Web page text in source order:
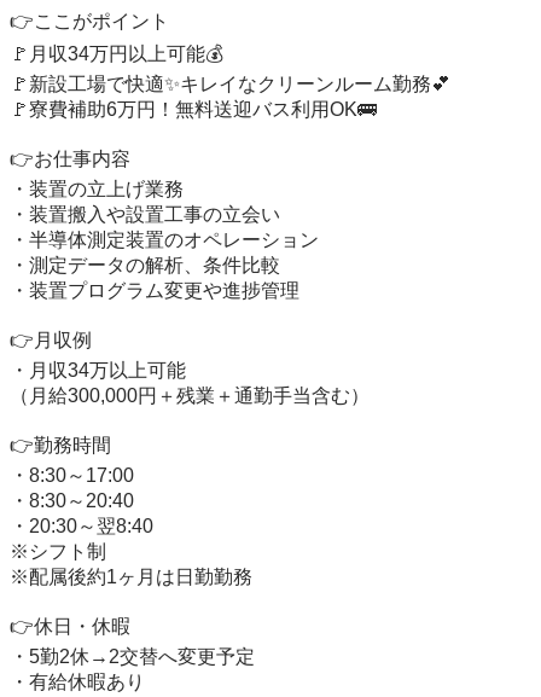
👉ここがポイント
🚩月収34万円以上可能💰
🚩新設工場で快適✨キレイなクリーンルーム勤務💕
🚩寮費補助6万円！無料送迎バス利用OK🚌
👉お仕事内容
・装置の立上げ業務
・装置搬入や設置工事の立会い
・半導体測定装置のオペレーション
・測定データの解析、条件比較
・装置プログラム変更や進捗管理
👉月収例
・月収34万以上可能
（月給300,000円＋残業＋通勤手当含む）
👉勤務時間
・8:30～17:00
・8:30～20:40
・20:30～翌8:40
※シフト制
※配属後約1ヶ月は日勤勤務
👉休日・休暇
・5勤2休→2交替へ変更予定
・有給休暇あり